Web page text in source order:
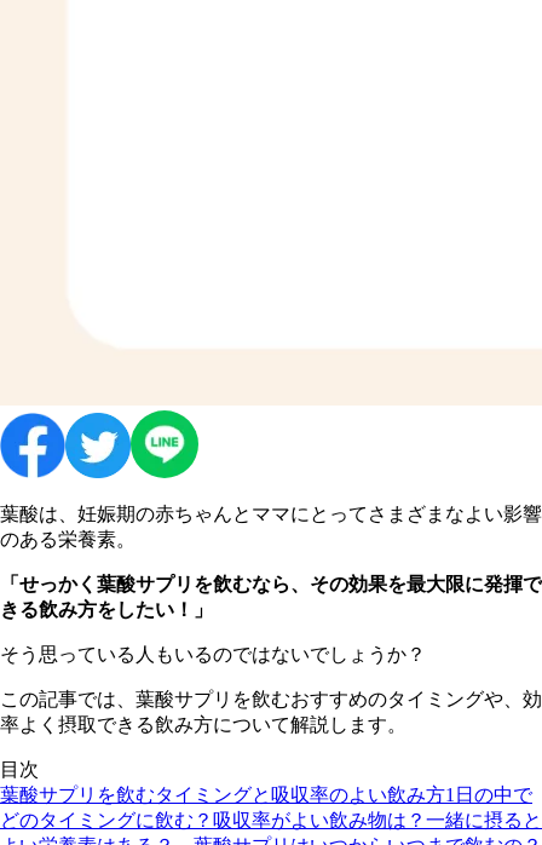
葉酸は、妊娠期の赤ちゃんとママにとってさまざまなよい影響
のある栄養素。
「せっかく葉酸サプリを飲むなら、その効果を最大限に発揮で
きる飲み方をしたい！」
そう思っている人もいるのではないでしょうか？
この記事では、葉酸サプリを飲むおすすめのタイミングや、効
率よく摂取できる飲み方について解説します。
目次
葉酸サプリを飲むタイミングと吸収率のよい飲み方1日の中で
どのタイミングに飲む？ 吸収率がよい飲み物は？ 一緒に摂ると